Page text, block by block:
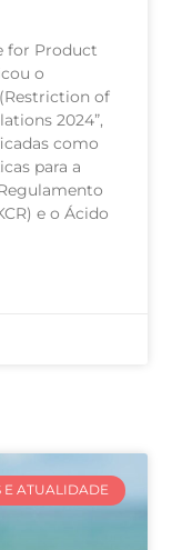
for Product
o
of
2024”,
como
para a
e o Ácido
E ATUALIDADE